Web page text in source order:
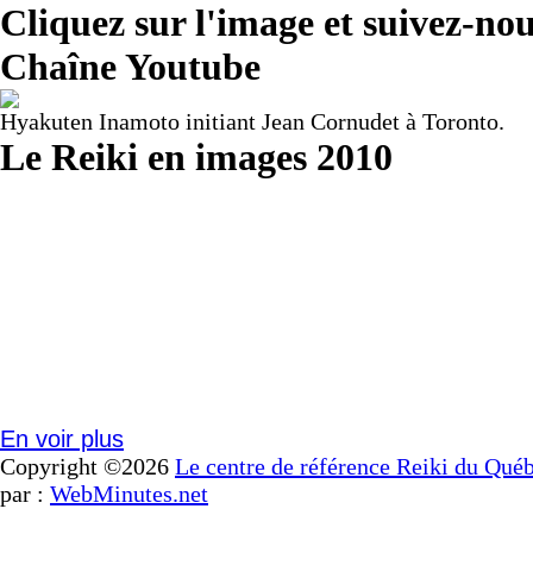
Cliquez sur l'image et suivez-
Chaîne Youtube
Hyakuten Inamoto initiant Jean Cornudet à Toronto.
Le Reiki en images 2010
En voir plus
Copyright ©2026 Le centre de référence Reiki du
par : WebMinutes.net